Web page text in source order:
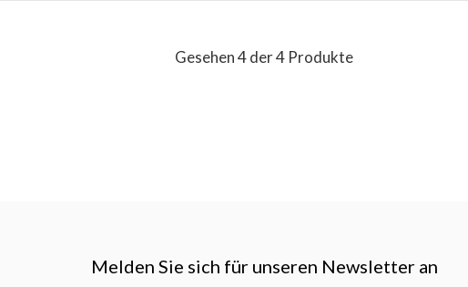
Gesehen 4 der 4 Produkte
Melden Sie sich für unseren Newsletter an